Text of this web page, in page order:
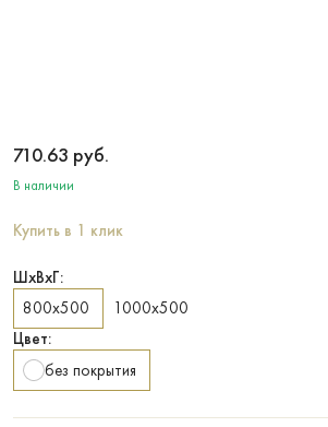
710.63 руб.
В наличии
Купить в 1 клик
ШхВхГ:
800х500
1000х500
Цвет:
без покрытия